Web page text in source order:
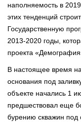
наполняемость в
этих тенденций
Государственную
2013-2020 годы,
проекта
В настоящее время
основания под
объекте начались 1
предшествовал еще
бурению скважин под